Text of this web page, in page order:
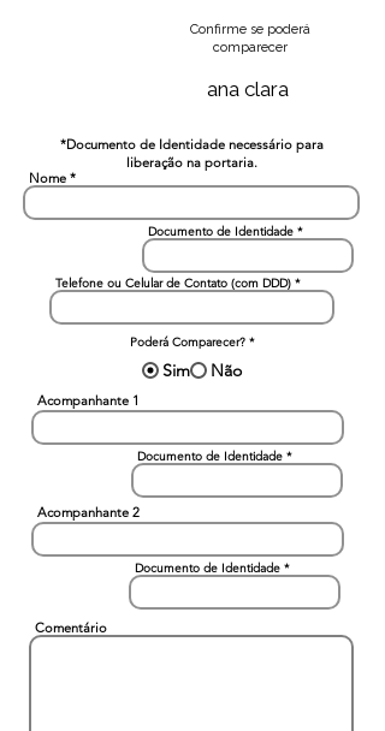
Confirme se poderá
comparecer
ana clara
*Documento de Identidade necessário para
liberação na portaria.
Nome
Documento de Identidade
Telefone ou Celular de Contato (com DDD)
Poderá Comparecer? *
Sim Não
Acompanhante 1
Documento de Identidade
Acompanhante 2
Documento de Identidade
Comentário